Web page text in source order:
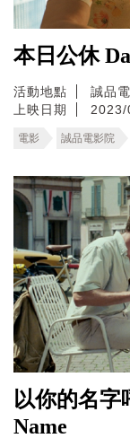
本日公休
活動地點
誠品
上映日期
2023/
電影 誠品電影院
以你的名字
Name